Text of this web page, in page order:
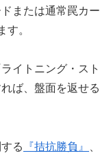
または通常罠カー
す。
イトニング・スト
ば、盤面を返せる
る 『拮抗勝負』